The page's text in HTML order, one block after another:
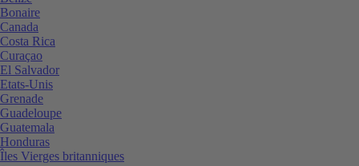
Bonaire
Canada
Costa Rica
Curaçao
El Salvador
Etats-Unis
Grenade
Guadeloupe
Guatemala
Honduras
Îles Vierges britanniques